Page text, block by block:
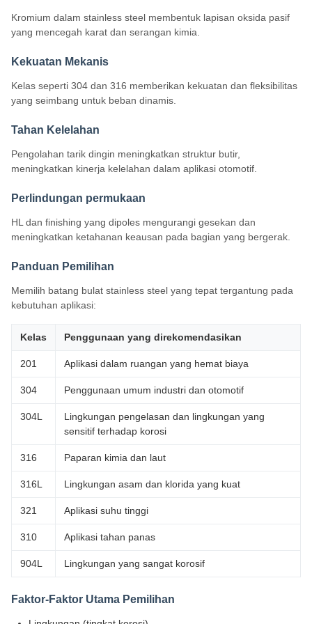
Kromium dalam stainless steel membentuk lapisan oksida pasif
yang mencegah karat dan serangan kimia.
Kekuatan Mekanis
Kelas seperti 304 dan 316 memberikan kekuatan dan fleksibilitas
yang seimbang untuk beban dinamis.
Tahan Kelelahan
Pengolahan tarik dingin meningkatkan struktur butir,
meningkatkan kinerja kelelahan dalam aplikasi otomotif.
Perlindungan permukaan
HL dan finishing yang dipoles mengurangi gesekan dan
meningkatkan ketahanan keausan pada bagian yang bergerak.
Panduan Pemilihan
Memilih batang bulat stainless steel yang tepat tergantung pada
kebutuhan aplikasi:
Kelas Penggunaan yang direkomendasikan
201 Aplikasi dalam ruangan yang hemat biaya
304 Penggunaan umum industri dan otomotif
304L
Lingkungan pengelasan dan lingkungan yang
sensitif terhadap korosi
316 Paparan kimia dan laut
316L Lingkungan asam dan klorida yang kuat
321 Aplikasi suhu tinggi
310 Aplikasi tahan panas
904L Lingkungan yang sangat korosif
Faktor-Faktor Utama Pemilihan